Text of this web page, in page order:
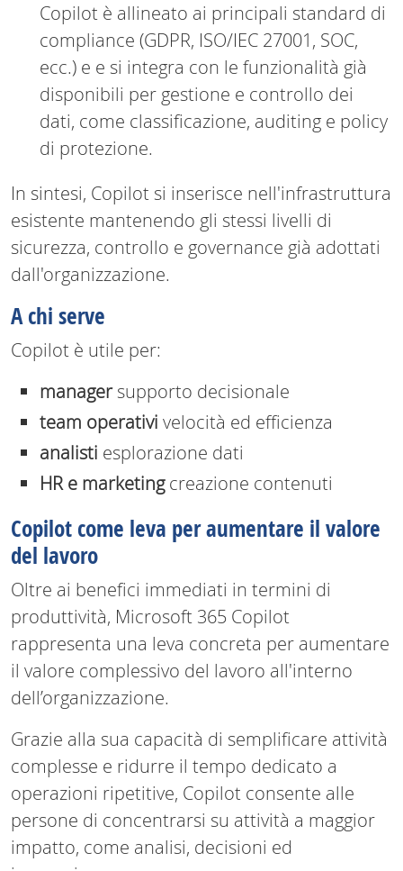
Copilot è allineato ai principali standard di
compliance (GDPR, ISO/IEC 27001, SOC,
ecc.) e e si integra con le funzionalità già
disponibili per gestione e controllo dei
dati, come classificazione, auditing e policy
di protezione.
In sintesi, Copilot si inserisce nell'infrastruttura
esistente mantenendo gli stessi livelli di
sicurezza, controllo e governance già adottati
dall'organizzazione.
A chi serve
Copilot è utile per:
managersupporto decisionale
team operativi velocità ed efficienza
analisti esplorazione dati
HR e marketingcreazione contenuti
Copilot come leva per aumentare il valore
del lavoro
Oltre ai benefici immediati in termini di
produttività, Microsoft 365 Copilot
rappresenta una leva concreta per aumentare
il valore complessivo del lavoro all'interno
dell’organizzazione.
Grazie alla sua capacità di semplificare attività
complesse e ridurre il tempo dedicato a
operazioni ripetitive, Copilot consente alle
persone di concentrarsi su attività a maggior
impatto, come analisi, decisioni ed